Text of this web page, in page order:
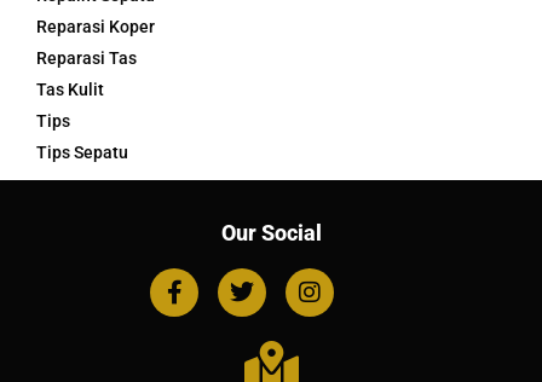
Reparasi Koper
Reparasi Tas
Tas Kulit
Tips
Tips Sepatu
Our Social